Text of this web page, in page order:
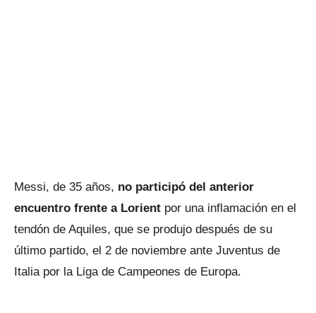
Messi, de 35 años, no participó del anterior
encuentro frente a Lorient por una inflamación en el
tendón de Aquiles, que se produjo después de su
último partido, el 2 de noviembre ante Juventus de
Italia por la Liga de Campeones de Europa.